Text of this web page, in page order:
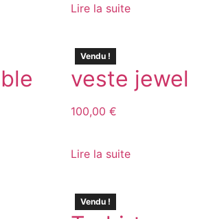
Lire la suite
Vendu !
veste jewel
100,00 €
Lire la suite
Vendu !